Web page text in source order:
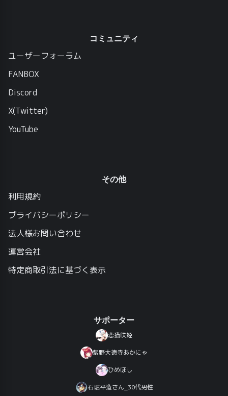
コミュニティ
ユーザーフォーラム
FANBOX
Discord
X(Twitter)
YouTube
その他
利用規約
プライバシーポリシー
法人様お問い合わせ
運営会社
特定商取引法に基づく表示
サポーター
恋猫咲姫
紫野大徳寺あかにゃ
ひめぼし
石堀平造さん_30代男性